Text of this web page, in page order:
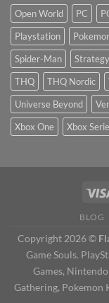
Open World
PC
Playstation
Spider-Man
Strategy
THQ
THQ Nordic
Universe Beyond
Xbox One
Xbox
BLOG
Copyright 2026 ©
Game Souls.
Games,
Gathering, Pokemon